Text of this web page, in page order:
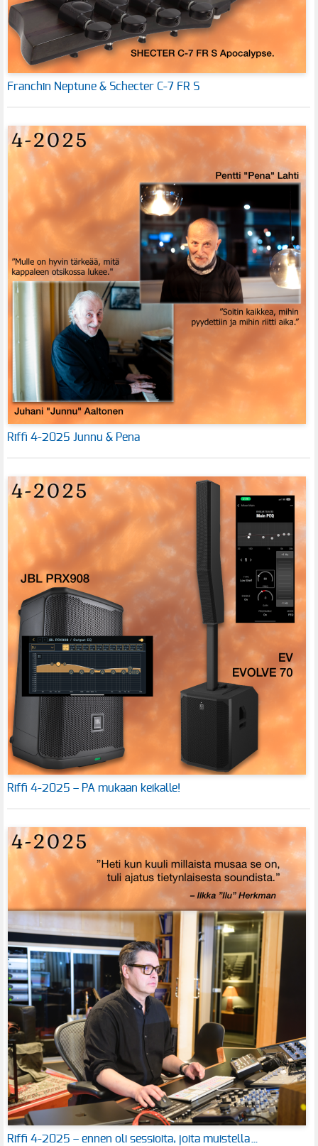
Franchin Neptune & Schecter C-7 FR S
Riffi 4-2025 Junnu & Pena
Riffi 4-2025 – PA mukaan keikalle!
Riffi 4-2025 – ennen oli sessioita, joita muistella…